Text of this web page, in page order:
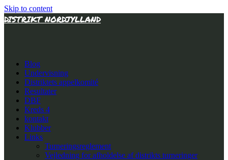
Skip to content
DISTRIKT NORDJYLLAND
Blog
Undervisning
Distriktets appelkomité
Resultater
DBF
Kreds 4
kontakt
Klubber
Links
Turneringsreglement
Vejledning for afholdelse af distrikts turneringer